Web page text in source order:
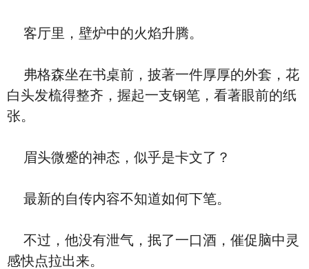
客厅里，壁炉中的火焰升腾。
弗格森坐在书桌前，披著一件厚厚的外套，花
白头发梳得整齐，握起一支钢笔，看著眼前的纸
张。
眉头微蹙的神态，似乎是卡文了？
最新的自传内容不知道如何下笔。
不过，他没有泄气，抿了一口酒，催促脑中灵
感快点拉出来。